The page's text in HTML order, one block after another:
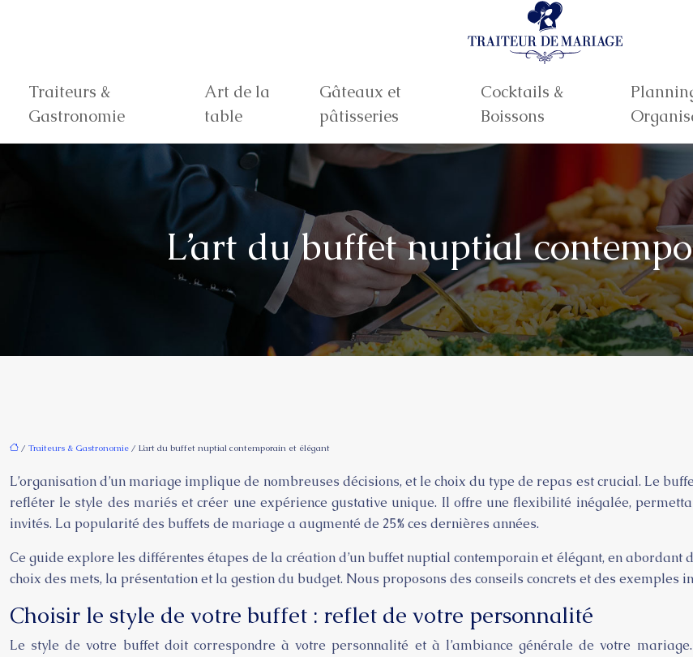
Traiteurs &
Gastronomie
Art de la
table
Gâteaux et
pâtisseries
Cocktails &
Boissons
L’art du buffet nuptial
/ Traiteurs & Gastronomie / L’art du buffet nuptial contemporain et élégant
L’organisation d’un mariage implique de nombreuses décisions, et le choix du type de repas est crucial. Le
refléter le style des mariés et créer une expérience gustative unique. Il offre une flexibilité inégalée,
invités. La popularité des buffets de mariage a augmenté de 25% ces dernières années.
Ce guide explore les différentes étapes de la création d’un buffet nuptial contemporain et élégant, en abordant
choix des mets, la présentation et la gestion du budget. Nous proposons des conseils concrets et des exemples
Choisir le style de votre buffet : reflet de votre personnalité
Le style de votre buffet doit correspondre à votre personnalité et à l’ambiance générale de votre